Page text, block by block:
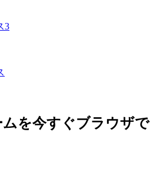
3
を今すぐブラウザで